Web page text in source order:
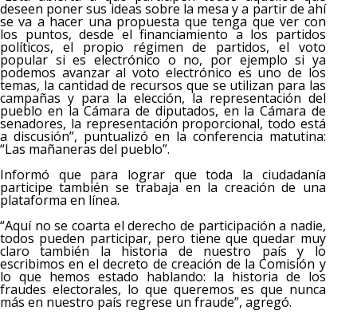
deseen poner sus ideas sobre la mesa y a partir de ahí
se va a hacer una propuesta que tenga que ver con
los puntos, desde el financiamiento a los partidos
políticos, el propio régimen de partidos, el voto
popular si es electrónico o no, por ejemplo si ya
podemos avanzar al voto electrónico es uno de los
temas, la cantidad de recursos que se utilizan para las
campañas y para la elección, la representación del
pueblo en la Cámara de diputados, en la Cámara de
senadores, la representación proporcional, todo está
a discusión”, puntualizó en la conferencia matutina:
“Las mañaneras del pueblo”.
Informó que para lograr que toda la ciudadanía
participe también se trabaja en la creación de una
plataforma en línea.
“Aquí no se coarta el derecho de participación a nadie,
todos pueden participar, pero tiene que quedar muy
claro también la historia de nuestro país y lo
escribimos en el decreto de creación de la Comisión y
lo que hemos estado hablando: la historia de los
fraudes electorales, lo que queremos es que nunca
más en nuestro país regrese un fraude”, agregó.